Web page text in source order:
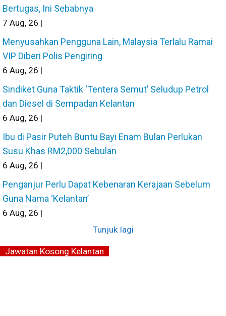
Bertugas, Ini Sebabnya
7 Aug, 26 |
Menyusahkan Pengguna Lain, Malaysia Terlalu Ramai
VIP Diberi Polis Pengiring
6 Aug, 26 |
Sindiket Guna Taktik ‘Tentera Semut’ Seludup Petrol
dan Diesel di Sempadan Kelantan
6 Aug, 26 |
Ibu di Pasir Puteh Buntu Bayi Enam Bulan Perlukan
Susu Khas RM2,000 Sebulan
6 Aug, 26 |
Penganjur Perlu Dapat Kebenaran Kerajaan Sebelum
Guna Nama ‘Kelantan’
6 Aug, 26 |
Tunjuk lagi
Jawatan Kosong Kelantan